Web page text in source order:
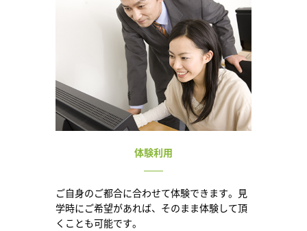
体験利用
ご自身のご都合に合わせて体験できます。見
学時にご希望があれば、そのまま体験して頂
くことも可能です。